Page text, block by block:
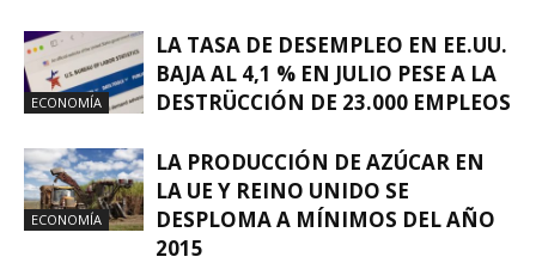
ECONOMÍA
LA TASA DE DESEMPLEO EN EE.UU.
BAJA AL 4,1 % EN JULIO PESE A LA
DESTRÜCCIÓN DE 23.000 EMPLEOS
ECONOMÍA
LA PRODUCCIÓN DE AZÚCAR EN
LA UE Y REINO UNIDO SE
DESPLOMA A MÍNIMOS DEL AÑO
2015